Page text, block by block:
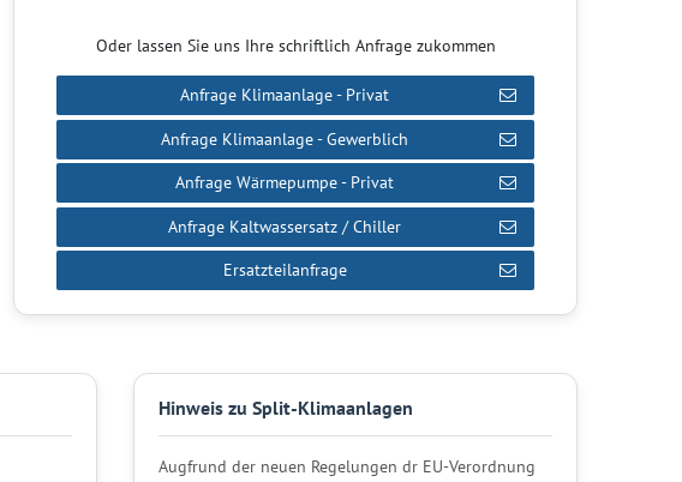
Oder lassen Sie uns Ihre schriftlich Anfrage zukommen
Anfrage Klimaanlage - Privat
Anfrage Klimaanlage - Gewerblich
Anfrage Wärmepumpe - Privat
Anfrage Kaltwassersatz / Chiller
Ersatzteilanfrage
Hinweis zu Split-Klimaanlagen
Augfrund der neuen Regelungen dr EU-Verordnung